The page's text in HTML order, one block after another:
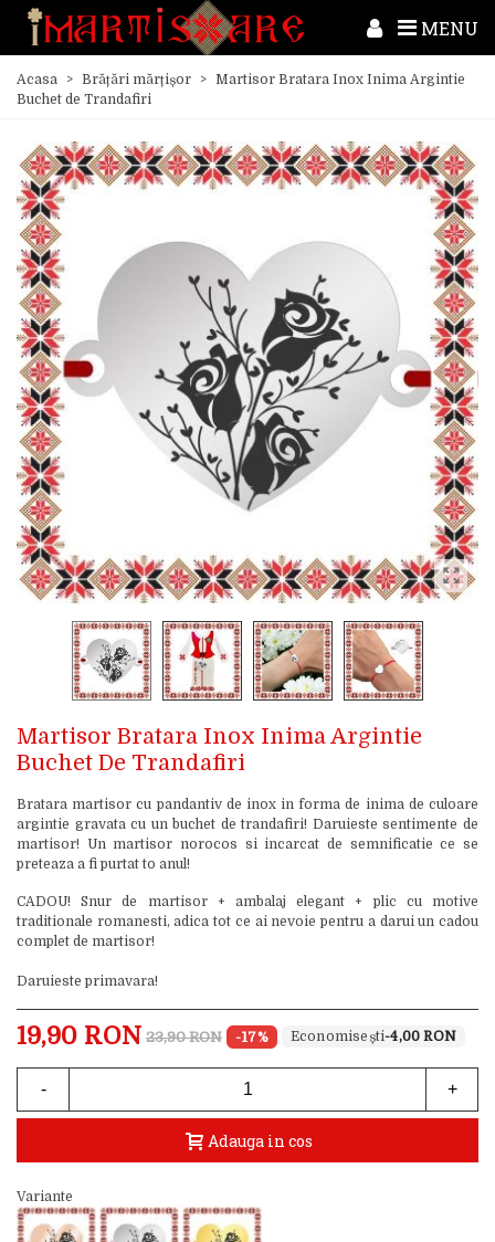
MENU
Acasa > Brățări mărțișor > Martisor Bratara Inox Inima Argintie
Buchet de Trandafiri
Martisor Bratara Inox Inima Argintie
Buchet De Trandafiri
Bratara martisor cu pandantiv de inox in forma de inima de culoare
argintie gravata cu un buchet de trandafiri! Daruieste sentimente de
martisor! Un martisor norocos si incarcat de semnificatie ce se
preteaza a fi purtat to anul!
CADOU! Snur de martisor + ambalaj elegant + plic cu motive
traditionale romanesti, adica tot ce ai nevoie pentru a darui un cadou
complet de martisor!
Daruieste primavara!
19,90 RON 23,90 RON -17% -4,00 RON
- +
Adauga in cos
Variante